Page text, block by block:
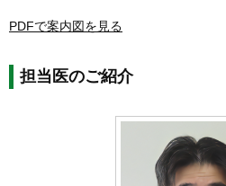
PDFで案内図を見る
担当医のご紹介